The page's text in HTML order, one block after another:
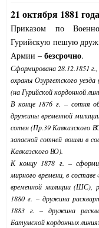
21 октября 1881 года
Приказом по
Гурийскую пешую
Армии – безсрочно.
Сформирована 28.12.1851
охраны Озургетского
(на Гурийской кордонной
В конце 1876 г. – сотня
дружины временной
сотен (Пр.39 Кавказского
запасной сотней вошли в
Кавказского ВО).
К концу 1878 г. –
мирного времени, в
временной милиции (ШС),
1880 г. – дружина
1883 г. – дружина
Батумской кордонных